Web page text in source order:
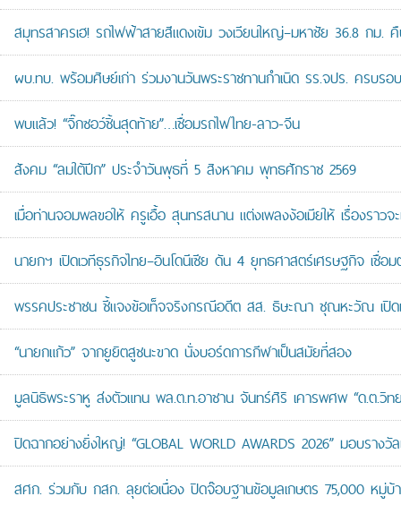
สมุทรสาครเฮ! รถไฟฟ้าสายสีแดงเข้ม วงเวียนใหญ่–มหาชัย 36.8 ก
ผบ.ทบ. พร้อมศิษย์เก่า ร่วมงานวันพระราชทานกำเนิด รร.จปร. ครบ
พบแล้ว! “จิ๊กซอว์ชิ้นสุดท้าย”…เชื่อมรถไฟไทย-ลาว-จีน
สังคม “ลมใต้ปีก” ประจำวันพุธที่ 5 สิงหาคม พุทธศักราช 2569
เมื่อท่านจอมพลขอให้ ครูเอื้อ สุนทรสนาน แต่งเพลงง้อเมียให้ เรื่องราวจะ
นายกฯ เปิดเวทีธุรกิจไทย–อินโดนีเซีย ดัน 4 ยุทธศาสตร์เศรษฐกิจ เ
พรรคประชาชน ชี้แจงข้อเท็จจริงกรณีอดีต สส. ธิษะณา ชุณหะวัณ เปิด
“นายกแก้ว” จากยูยิตสูชนะขาด นั่งบอร์ดการกีฬาเป็นสมัยที่สอง
มูลนิธิพระราหู ส่งตัวแทน พล.ต.ท.อาชาน จันทร์ศิริ เคารพศพ “ด.ต.วิท
ปิดฉากอย่างยิ่งใหญ่! “GLOBAL WORLD AWARDS 2026” มอบรา
สศก. ร่วมกับ กสก. ลุยต่อเนื่อง ปิดจ๊อบฐานข้อมูลเกษตร 75,000 หมู่